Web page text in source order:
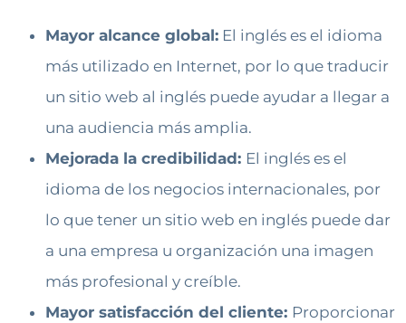
Mayor alcance global: El inglés es el idioma
más utilizado en Internet, por lo que traducir
un sitio web al inglés puede ayudar a llegar a
una audiencia más amplia.
Mejorada la credibilidad: El inglés es el
idioma de los negocios internacionales, por
lo que tener un sitio web en inglés puede dar
a una empresa u organización una imagen
más profesional y creíble.
Mayor satisfacción del cliente: Proporcionar